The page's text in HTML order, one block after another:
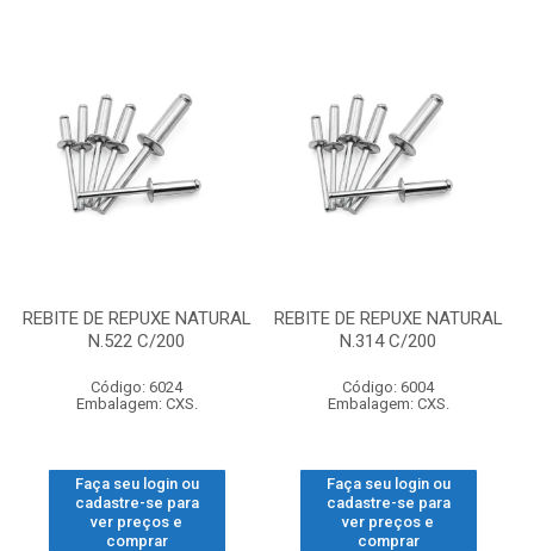
REBITE DE REPUXE NATURAL
N.522 C/200
Código: 6024
Embalagem: CXS.
Faça seu login ou
cadastre-se para
ver preços e
comprar
REBITE DE REPUXE NATURAL
N.314 C/200
Código: 6004
Embalagem: CXS.
Faça seu login ou
cadastre-se para
ver preços e
comprar